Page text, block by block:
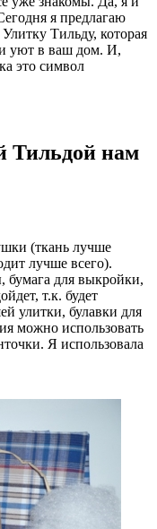
я предлагаю
Тильду, которая
и уют в ваш дом. И,
это символ
Тильдой нам
(ткань лучше
лучше всего).
для выкройки,
т.к. будет
улитки, булавки для
можно использовать
Я использовала